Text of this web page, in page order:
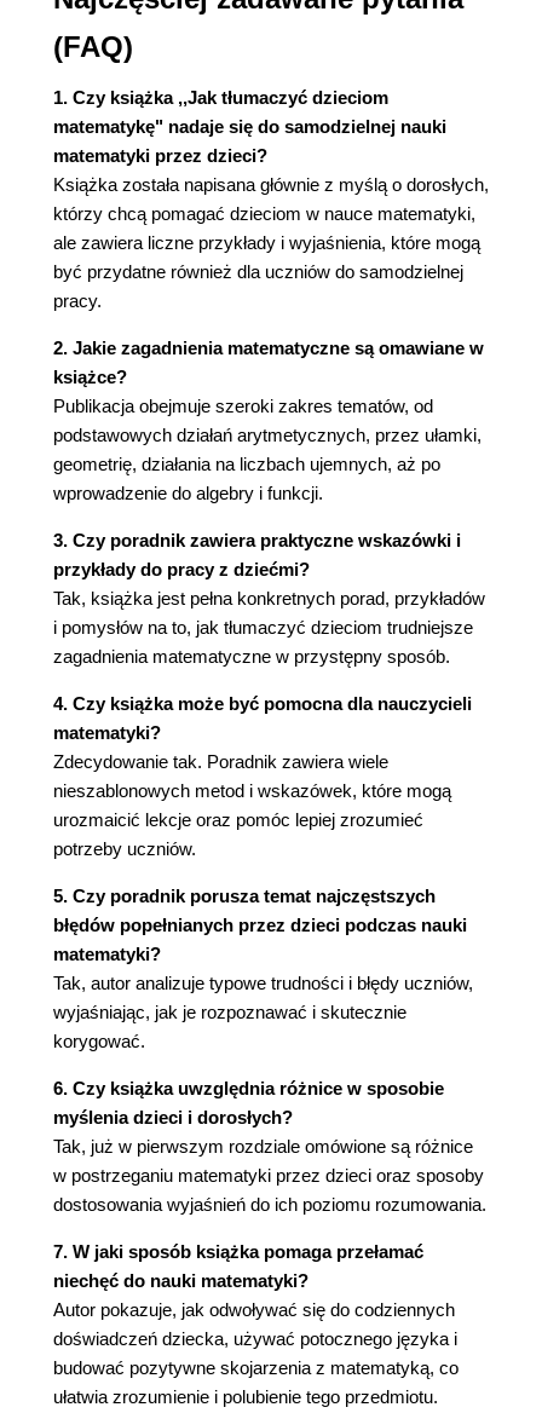
(78)
dziesiętnej (81)
3.9. Wprowadzamy pojęcie procentu (85)
3.10. Uczymy obliczać procenty (87)
3.11. Dalsze obliczenia procentowe (89)
Rozdział 4. Wprowadzamy w świat geometrii (93)
4.1. Kilka uwag o nauczaniu geometrii (93)
4.2. Odcinki i proste (96)
4.4. Okrąg i koło (99)
4.5. Kąty (101)
4.6. Mierzymy kąty (103)
4.7. Badamy własności trójkątów (106)
4.8. Poznajemy rodzaje czworokątów (110)
4.9. Obliczamy obwody wielokątów (113)
4.10. Obliczamy pole prostokąta (114)
4.11. Obliczamy pola wielokątów (117)
4.12. Poznajemy prostopadłościan (121)
Rozdział 5. Rozszerzamy zakres geometrii (125)
5.1. Co wynika z przystawania (125)
5.3. Poszerzamy wiadomości o kole (133)
5.4. Koło i trójkąt (135)
5.5. O twierdzeniu Pitagorasa (137)
5.6. O podobieństwie (141)
5.7. Graniastosłupy i ostrosłupy (145)
5.8. Walec, stożek i kula (146)
Rozdział 6. Uczymy działań na liczbach dodatnich i
ujemnych (149)
6.1. Nadajemy liczbom znaki (149)
6.2. Dodajemy (152)
6.3. Odejmujemy (153)
6.5. Potęgujemy (158)
6.6. Pierwiastkujemy (160)
Rozdział 7. Pomagamy zrozumieć algebrę (163)
7.1. Posługujemy się literami (163)
7.3. Redukujemy wyrazy podobne (169)
7.4. Nawiasy w wyrażeniach algebraicznych (171)
7.5. Układamy równania (173)
7.6. Rozwiązujemy równania (177)
7.7. Układy równań (181)
7.8. Uwagi o nierównościach (183)
(FAQ)
1. Czy książka ,,Jak tłumaczyć dzieciom
matematykę" nadaje się do samodzielnej nauki
matematyki przez dzieci?
Książka została napisana głównie z myślą o dorosłych,
którzy chcą pomagać dzieciom w nauce matematyki,
ale zawiera liczne przykłady i wyjaśnienia, które mogą
być przydatne również dla uczniów do samodzielnej
pracy.
2. Jakie zagadnienia matematyczne są omawiane w
książce?
Publikacja obejmuje szeroki zakres tematów, od
podstawowych działań arytmetycznych, przez ułamki,
geometrię, działania na liczbach ujemnych, aż po
wprowadzenie do algebry i funkcji.
3. Czy poradnik zawiera praktyczne wskazówki i
przykłady do pracy z dziećmi?
Tak, książka jest pełna konkretnych porad, przykładów
i pomysłów na to, jak tłumaczyć dzieciom trudniejsze
zagadnienia matematyczne w przystępny sposób.
4. Czy książka może być pomocna dla nauczycieli
matematyki?
Zdecydowanie tak. Poradnik zawiera wiele
nieszablonowych metod i wskazówek, które mogą
urozmaicić lekcje oraz pomóc lepiej zrozumieć
potrzeby uczniów.
5. Czy poradnik porusza temat najczęstszych
błędów popełnianych przez dzieci podczas nauki
matematyki?
Tak, autor analizuje typowe trudności i błędy uczniów,
wyjaśniając, jak je rozpoznawać i skutecznie
korygować.
6. Czy książka uwzględnia różnice w sposobie
myślenia dzieci i dorosłych?
Tak, już w pierwszym rozdziale omówione są różnice
w postrzeganiu matematyki przez dzieci oraz sposoby
dostosowania wyjaśnień do ich poziomu rozumowania.
7. W jaki sposób książka pomaga przełamać
niechęć do nauki matematyki?
Autor pokazuje, jak odwoływać się do codziennych
doświadczeń dziecka, używać potocznego języka i
budować pozytywne skojarzenia z matematyką, co
ułatwia zrozumienie i polubienie tego przedmiotu.